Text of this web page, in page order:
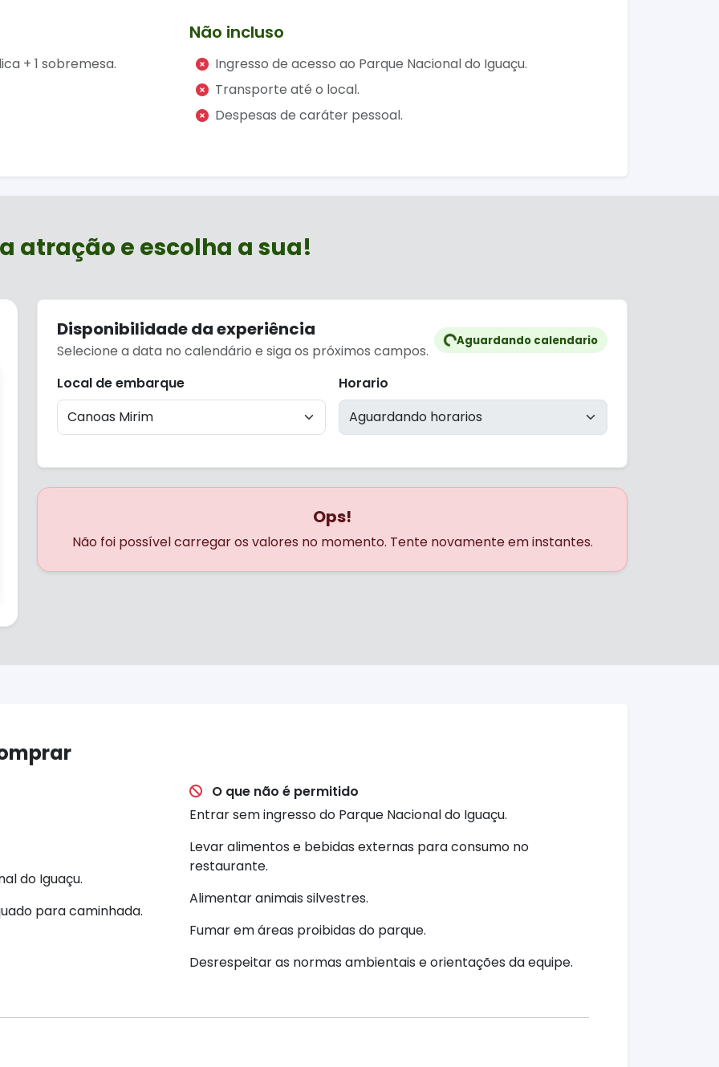
com variedade de saladas, pratos quentes e sobremesas.
uma refeição cercada pelos sons da natureza e pela vegetação exuberante
+ 1 sobremesa.
Não incluso
Ingresso de acesso ao Parque Nacional do Iguaçu.
Transporte até o local.
Despesas de caráter pessoal.
atração e escolha a sua!
Disponibilidade da experiência
Selecione a data no calendário e siga os próximos campos.
Aguardando calendario
Local de embarque Horario
Ops!
Não foi possível carregar os valores no momento. Tente novamente em instantes.
do Iguaçu.
para caminhada.
O que não é permitido
Entrar sem ingresso do Parque Nacional do Iguaçu.
Levar alimentos e bebidas externas para consumo no
restaurante.
Alimentar animais silvestres.
Fumar em áreas proibidas do parque.
Desrespeitar as normas ambientais e orientações da equipe.